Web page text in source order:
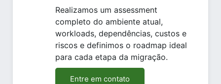
Realizamos um assessment
completo do ambiente atual,
workloads, dependências, custos e
riscos e definimos o roadmap ideal
para cada etapa da migração.
Entre em contato